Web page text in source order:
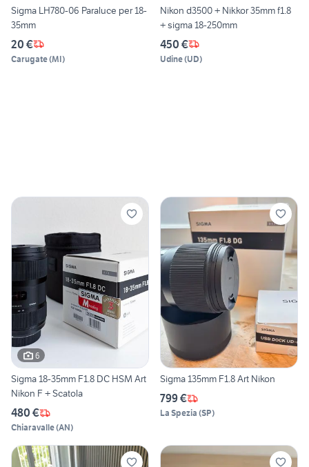
Sigma LH780-06 Paraluce per 18-
35mm
20 €
Carugate(MI)
Nikon d3500 + Nikkor 35mm f1.8
+ sigma 18-250mm
450 €
Udine(UD)
6
Sigma 18-35mm F1.8 DC HSM Art
Nikon F + Scatola
480 €
Chiaravalle(AN)
Sigma 135mm F1.8 Art Nikon
799 €
La Spezia (SP)